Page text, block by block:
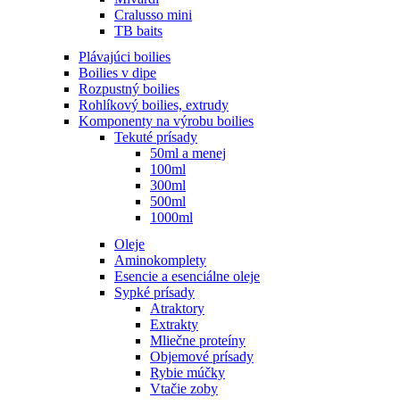
Cralusso mini
TB baits
Plávajúci boilies
Boilies v dipe
Rozpustný boilies
Rohlíkový boilies, extrudy
Komponenty na výrobu boilies
Tekuté prísady
50ml a menej
100ml
300ml
500ml
1000ml
Oleje
Aminokomplety
Esencie a esenciálne oleje
Sypké prísady
Atraktory
Extrakty
Mliečne proteíny
Objemové prísady
Rybie múčky
Vtačie zoby